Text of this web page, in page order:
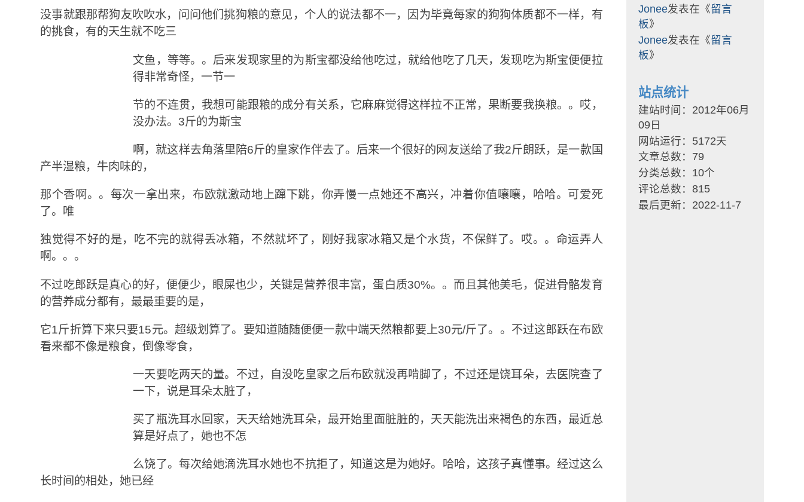
没事就跟那帮狗友吹吹水，问问他们挑狗粮的意见，个人的说法都不一，因为毕竟每家的狗狗体质都不一样，有
的挑食，有的天生就不吃三
文鱼，等等。。后来发现家里的为斯宝都没给他吃过，就给他吃了几天，发现吃为斯宝便便拉
得非常奇怪，一节一
节的不连贯，我想可能跟粮的成分有关系，它麻麻觉得这样拉不正常，果断要我换粮。。哎，
没办法。3斤的为斯宝
啊，就这样去角落里陪6斤的皇家作伴去了。后来一个很好的网友送给了我2斤朗跃，是一款国
产半湿粮，牛肉味的，
那个香啊。。每次一拿出来，布欧就激动地上蹿下跳，你弄慢一点她还不高兴，冲着你值嚷嚷，哈哈。可爱死
了。唯
独觉得不好的是，吃不完的就得丢冰箱，不然就坏了，刚好我家冰箱又是个水货，不保鲜了。哎。。命运弄人
啊。。。
不过吃郎跃是真心的好，便便少，眼屎也少，关键是营养很丰富，蛋白质30%。。而且其他美毛，促进骨骼发育
的营养成分都有，最最重要的是，
它1斤折算下来只要15元。超级划算了。要知道随随便便一款中端天然粮都要上30元/斤了。。不过这郎跃在布欧
看来都不像是粮食，倒像零食，
一天要吃两天的量。不过，自没吃皇家之后布欧就没再啃脚了，不过还是饶耳朵，去医院查了
一下，说是耳朵太脏了，
买了瓶洗耳水回家，天天给她洗耳朵，最开始里面脏脏的，天天能洗出来褐色的东西，最近总
算是好点了，她也不怎
么饶了。每次给她滴洗耳水她也不抗拒了，知道这是为她好。哈哈，这孩子真懂事。经过这么
长时间的相处，她已经
Jonee发表在《留言
板》
Jonee发表在《留言
板》
站点统计
建站时间：2012年06月
09日
网站运行：5172天
文章总数：79
分类总数：10个
评论总数：815
最后更新：2022-11-7